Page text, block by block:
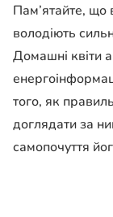
Пам’ятайте, що
володіють
Домашні квіти
того, як
доглядати за
самопочуття